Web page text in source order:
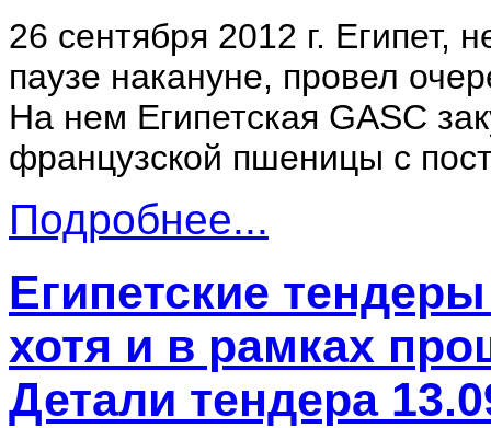
26 сентября 2012 г. Египет,
паузе накануне, провел
На нем Египетская GASC
французской пшеницы с
Подробнее...
Египетские
хотя и в рамках
Детали тендера